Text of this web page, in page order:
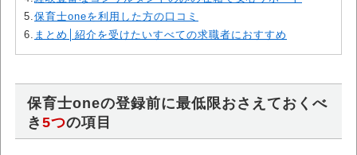
5.保育士oneを利用した方の口コミ
6. まとめ│紹介を受けたいすべての求職者におすすめ
保育士oneの登録前に最低限おさえておくべ
き 5つの項目